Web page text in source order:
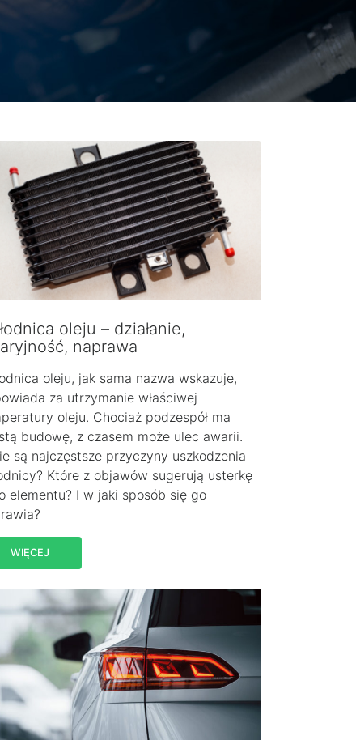
oleju – działanie,
naprawa
oleju, jak sama nazwa wskazuje,
za utrzymanie właściwej
oleju. Chociaż podzespół ma
budowę, z czasem może ulec awarii.
są najczęstsze przyczyny uszkodzenia
Które z objawów sugerują usterkę
elementu? I w jaki sposób się go
WIĘCEJ